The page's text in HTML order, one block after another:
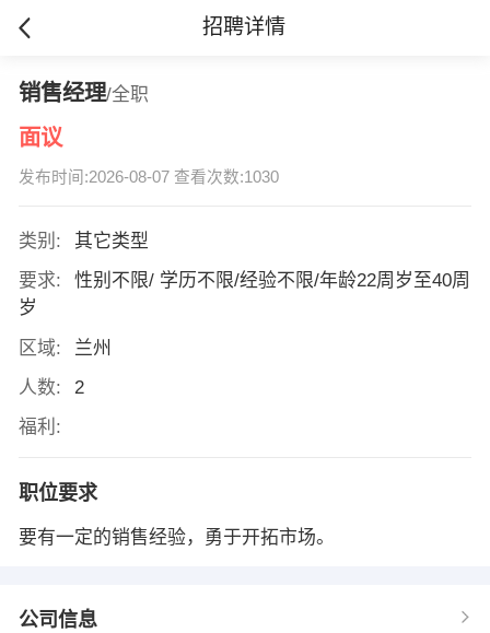
招聘详情
销售经理/全职
面议
发布时间:2026-08-07 查看次数:1030
类别:
其它类型
要求:
性别不限/ 学历不限/经验不限/年龄22周岁至40周
岁
区域:
兰州
人数:
2
福利:
职位要求
要有一定的销售经验，勇于开拓市场。
公司信息